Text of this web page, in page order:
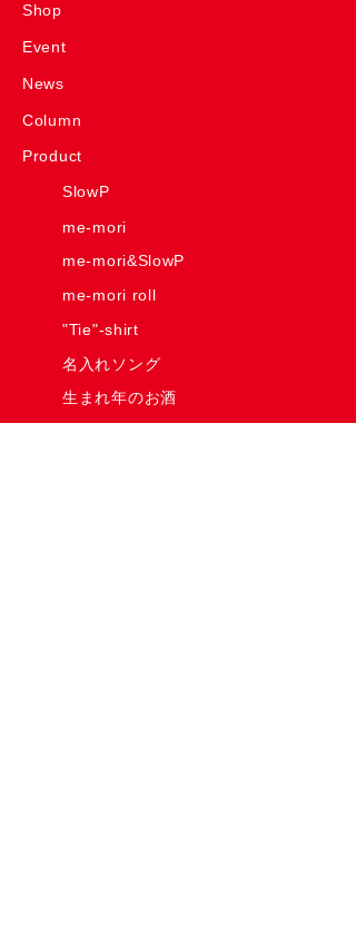
Shop
Event
News
Column
Product
SlowP
me-mori
me-mori&SlowP
me-mori roll
"Tie"-shirt
名入れソング
生まれ年のお酒